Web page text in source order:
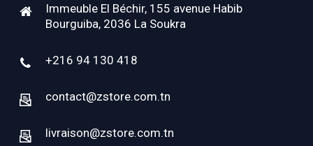
Immeuble El Béchir, 155 avenue Habib
Bourguiba, 2036 La Soukra
+216 94 130 418
contact@zstore.com.tn
livraison@zstore.com.tn